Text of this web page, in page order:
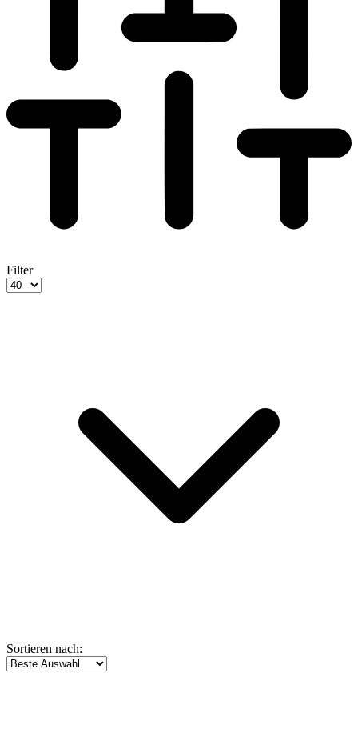
Filter
Sortieren nach: